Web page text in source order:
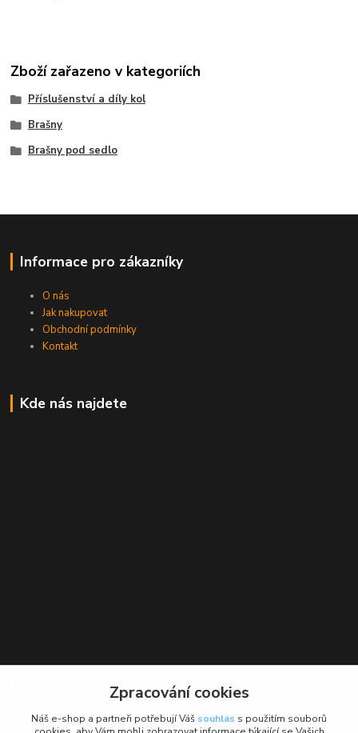
Zboží zařazeno v kategoriích
Příslušenství a díly kol
Brašny
Brašny pod sedlo
Informace pro zákazníky
O nás
Jak nakupovat
Obchodní podmínky
Kontakt
Kde nás najdete
BikeForce.cz
Zpracování cookies
Náš e-shop a partneři potřebují Váš souhlas s použitím souborů